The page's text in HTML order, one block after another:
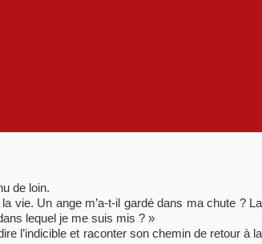
de loin.
vie. Un ange m’a-t-il gardé dans ma chute ? La
lequel je me suis mis ? »
l’indicible et raconter son chemin de retour à la